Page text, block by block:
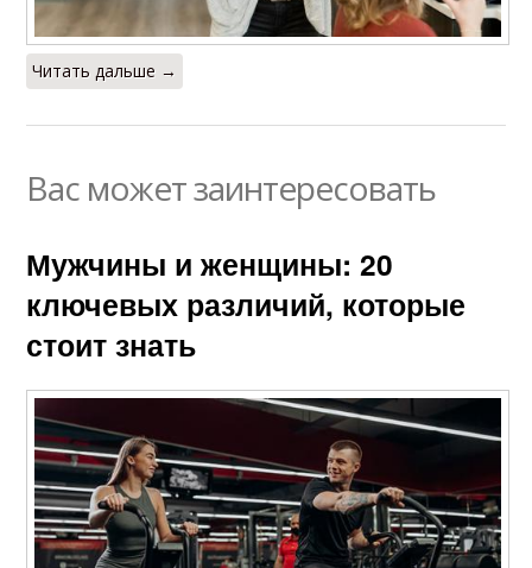
Читать дальше →
Вас может заинтересовать
Мужчины и женщины: 20
ключевых различий, которые
стоит знать